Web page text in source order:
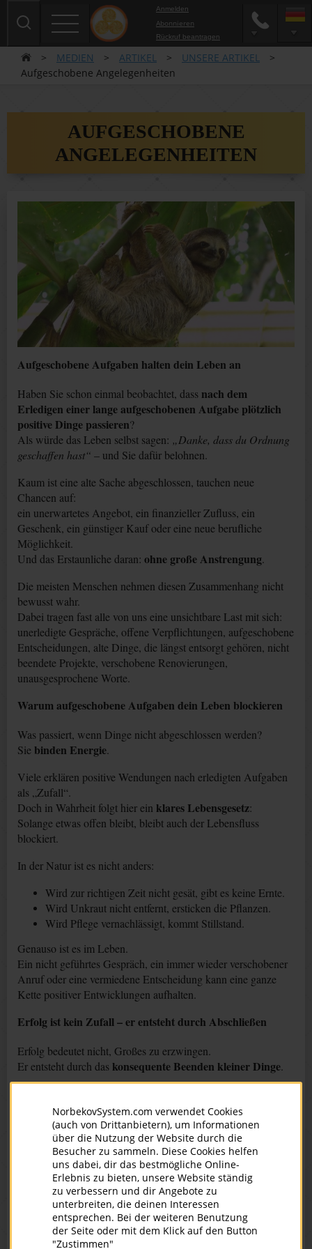
NorbekovSystem.com verwendet Cookies
(auch von Drittanbietern), um Informationen
über die Nutzung der Website durch die
Besucher zu sammeln. Diese Cookies helfen
uns dabei, dir das bestmögliche Online-
Erlebnis zu bieten, unsere Website ständig
zu verbessern und dir Angebote zu
unterbreiten, die deinen Interessen
entsprechen. Bei der weiteren Benutzung
der Seite oder mit dem Klick auf den Button
"Zustimmen"
Anmelden
Abonnieren
Rückruf beantragen
> MEDIEN > ARTIKEL > UNSERE ARTIKEL
>
Aufgeschobene Angelegenheiten
AUFGESCHOBENE
ANGELEGENHEITEN
Aufgeschobene Aufgaben halten dein Leben an
Haben Sie schon einmal beobachtet, dass nach dem
Erledigen einer lange aufgeschobenen Aufgabe plötzlich
positive Dinge passieren?
Als würde das Leben selbst sagen: „Danke, dass du Ordnung
geschaffen hast“ – und Sie dafür belohnen.
Kaum ist eine alte Sache abgeschlossen, tauchen neue
Chancen auf:
ein unerwartetes Angebot, ein finanzieller Zufluss, ein
Geschenk, ein günstiger Kauf oder eine neue berufliche
Möglichkeit.
Und das Erstaunliche daran: ohne große Anstrengung
Die meisten Menschen nehmen diesen Zusammenhang nicht
bewusst wahr.
Dabei tragen fast alle von uns eine unsichtbare Last mit sich:
unerledigte Gespräche, offene Verpflichtungen, aufgeschobene
Entscheidungen, alte Dinge, die längst entsorgt gehören, nicht
beendete Projekte, verschobene Renovierungen,
unausgesprochene Worte.
Warum aufgeschobene Aufgaben dein Leben blockieren
Was passiert, wenn Dinge nicht abgeschlossen werden?
Sie binden Energie.
Viele erklären positive Wendungen nach erledigten Aufgaben
als „Zufall“.
Doch in Wahrheit folgt hier ein klares Lebensgesetz:
Solange etwas offen bleibt, bleibt auch der Lebensfluss
blockiert.
In der Natur ist es nicht anders:
Wird zur richtigen Zeit nicht gesät, gibt es keine Ernte.
Wird Unkraut nicht entfernt, ersticken die Pflanzen.
Wird Pflege vernachlässigt, kommt Stillstand.
Genauso ist es im Leben.
Ein nicht geführtes Gespräch, ein immer wieder verschobener
Anruf oder eine vermiedene Entscheidung kann eine ganze
Kette positiver Entwicklungen aufhalten.
Erfolg ist kein Zufall – er entsteht durch Abschließen
Erfolg bedeutet nicht, Großes zu erzwingen.
Er entsteht durch das konsequente Beenden kleiner Dinge.
das Leben wieder in Bewegung.
Neue Möglichkeiten zeigen sich, Energie wird frei, Klarheit
entsteht.
Viele Menschen bleiben im Alltagssumpf stecken, weil sie
glauben, kleine Dinge seien unwichtig.
Doch im Leben gibt es keine Kleinigkeiten.
Schon ein einzelnes Sandkorn kann eine große Maschine
stoppen.